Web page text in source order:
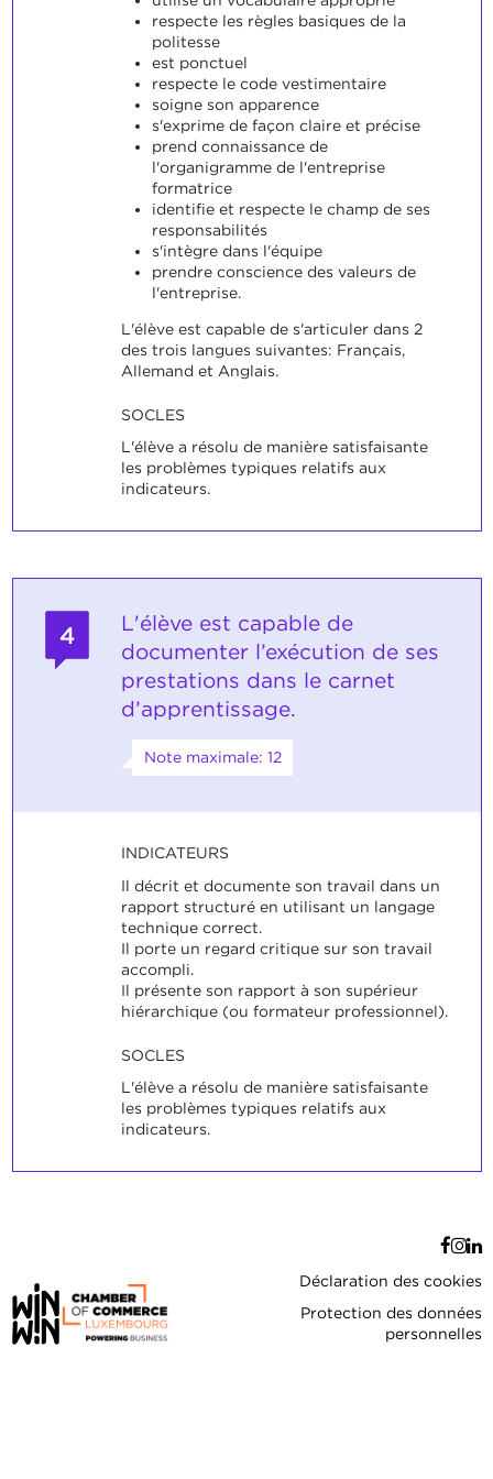
respecte les règles basiques de la
politesse
est ponctuel
respecte le code vestimentaire
soigne son apparence
s'exprime de façon claire et précise
prend connaissance de
l'organigramme de l'entreprise
formatrice
identifie et respecte le champ de ses
responsabilités
s'intègre dans l'équipe
prendre conscience des valeurs de
l'entreprise.
L'élève est capable de s'articuler dans 2
des trois langues suivantes: Français,
Allemand et Anglais.
SOCLES
L'élève a résolu de manière satisfaisante
les problèmes typiques relatifs aux
indicateurs.
4
L'élève est capable de
documenter l’exécution de ses
prestations dans le carnet
d’apprentissage.
Note maximale: 12
INDICATEURS
Il décrit et documente son travail dans un
rapport structuré en utilisant un langage
technique correct.
Il porte un regard critique sur son travail
accompli.
Il présente son rapport à son supérieur
hiérarchique (ou formateur professionnel).
SOCLES
L'élève a résolu de manière satisfaisante
les problèmes typiques relatifs aux
indicateurs.
Déclaration des cookies
Protection des données
personnelles